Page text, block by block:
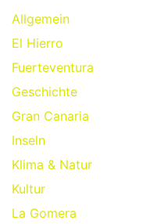
Allgemein
El Hierro
Fuerteventura
Geschichte
Gran Canaria
Inseln
Klima & Natur
Kultur
La Gomera